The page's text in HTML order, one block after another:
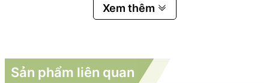
Xem thêm
Sản phẩm liên quan